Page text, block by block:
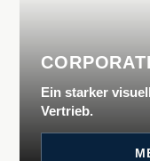
Ein starker
Vertrieb.